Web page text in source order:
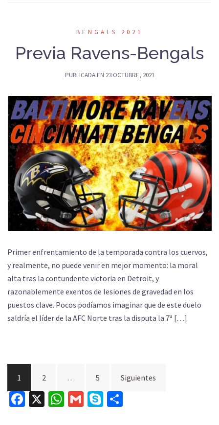
BENGALS 2021
Previa Ravens-Bengals
PUBLICADA EN 23 OCTUBRE, 2021
Primer enfrentamiento de la temporada contra los cuervos,
y realmente, no puede venir en mejor momento: la moral
alta tras la contundente victoria en Detroit, y
razonablemente exentos de lesiones de gravedad en los
puestos clave. Pocos podíamos imaginar que de este duelo
saldría el líder de la AFC Norte tras la disputa la 7ª […]
de
entradas
1 2 … 5 Siguientes
Facebook
X WhatsApp
Gmail
Skype